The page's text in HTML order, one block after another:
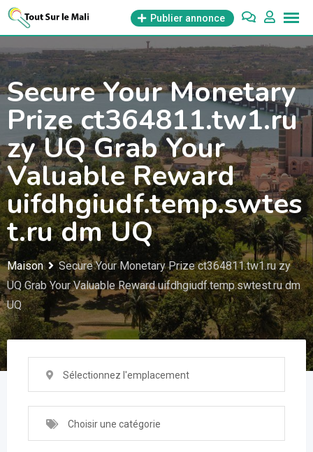
Aller
Publier annonce
Secure Your Monetary
Prize ct364811.tw1.ru
zy UQ Grab Your
Valuable Reward
uifdhgiudf.temp.swtes
t.ru dm UQ
Maison
Secure Your Monetary Prize ct364811.tw1.ru zy
UQ Grab Your Valuable Reward uifdhgiudf.temp.swtest.ru dm
UQ
Sélectionnez l'emplacement
Choisir une catégorie